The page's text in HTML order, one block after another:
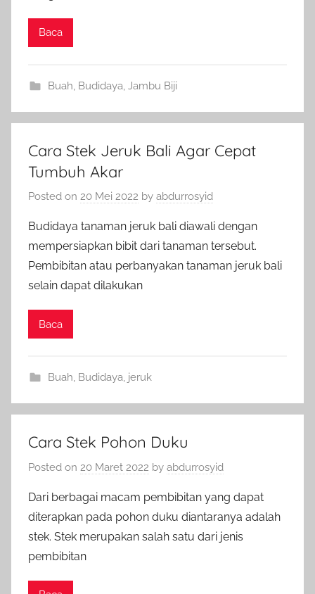
Baca
Buah Budidaya Jambu Biji
Cara Stek Jeruk Bali Agar Cepat
Tumbuh Akar
Posted on 20 Mei 2022 by abdurrosyid
Budidaya tanaman jeruk bali diawali dengan
mempersiapkan bibit dari tanaman tersebut.
Pembibitan atau perbanyakan tanaman jeruk bali
selain dapat dilakukan
Baca
Buah, Budidaya, jeruk
Cara Stek Pohon Duku
Posted on 20 Maret 2022 by abdurrosyid
Dari berbagai macam pembibitan yang dapat
diterapkan pada pohon duku diantaranya adalah
stek. Stek merupakan salah satu dari jenis
pembibitan